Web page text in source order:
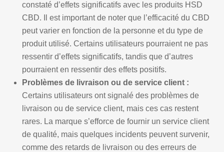
constaté d’effets significatifs avec les produits HSD
CBD. Il est important de noter que l’efficacité du CBD
peut varier en fonction de la personne et du type de
produit utilisé. Certains utilisateurs pourraient ne pas
ressentir d’effets significatifs, tandis que d’autres
pourraient en ressentir des effets positifs.
Problèmes de livraison ou de service client :
Certains utilisateurs ont signalé des problèmes de
livraison ou de service client, mais ces cas restent
rares. La marque s’efforce de fournir un service client
de qualité, mais quelques incidents peuvent survenir,
comme des retards de livraison ou des erreurs de